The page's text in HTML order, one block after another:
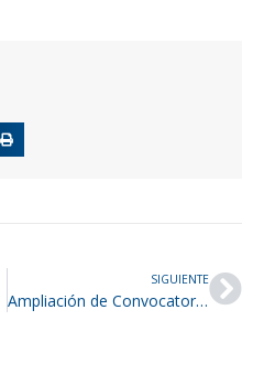
SIGUIENTE
Ampliación de Convocatoria de Consejeros Técnicos Alumnos Titulares y Suplentes de la Escuela de Estudios Superiores de Xalostoc-Noviembre 2021